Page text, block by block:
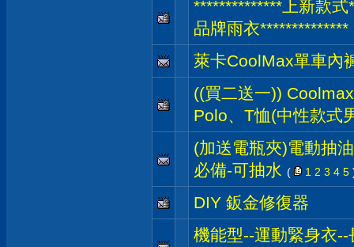
**************上新款
品牌雨衣**************
萊卡CoolMax單車內
((買二送一))
Polo、T恤(中性款式
(加送電瓶夾)電動抽
必備-可抽水 ( 1 2 3 4 5
DIY 鈑金修復器
機能型--運動緊身衣